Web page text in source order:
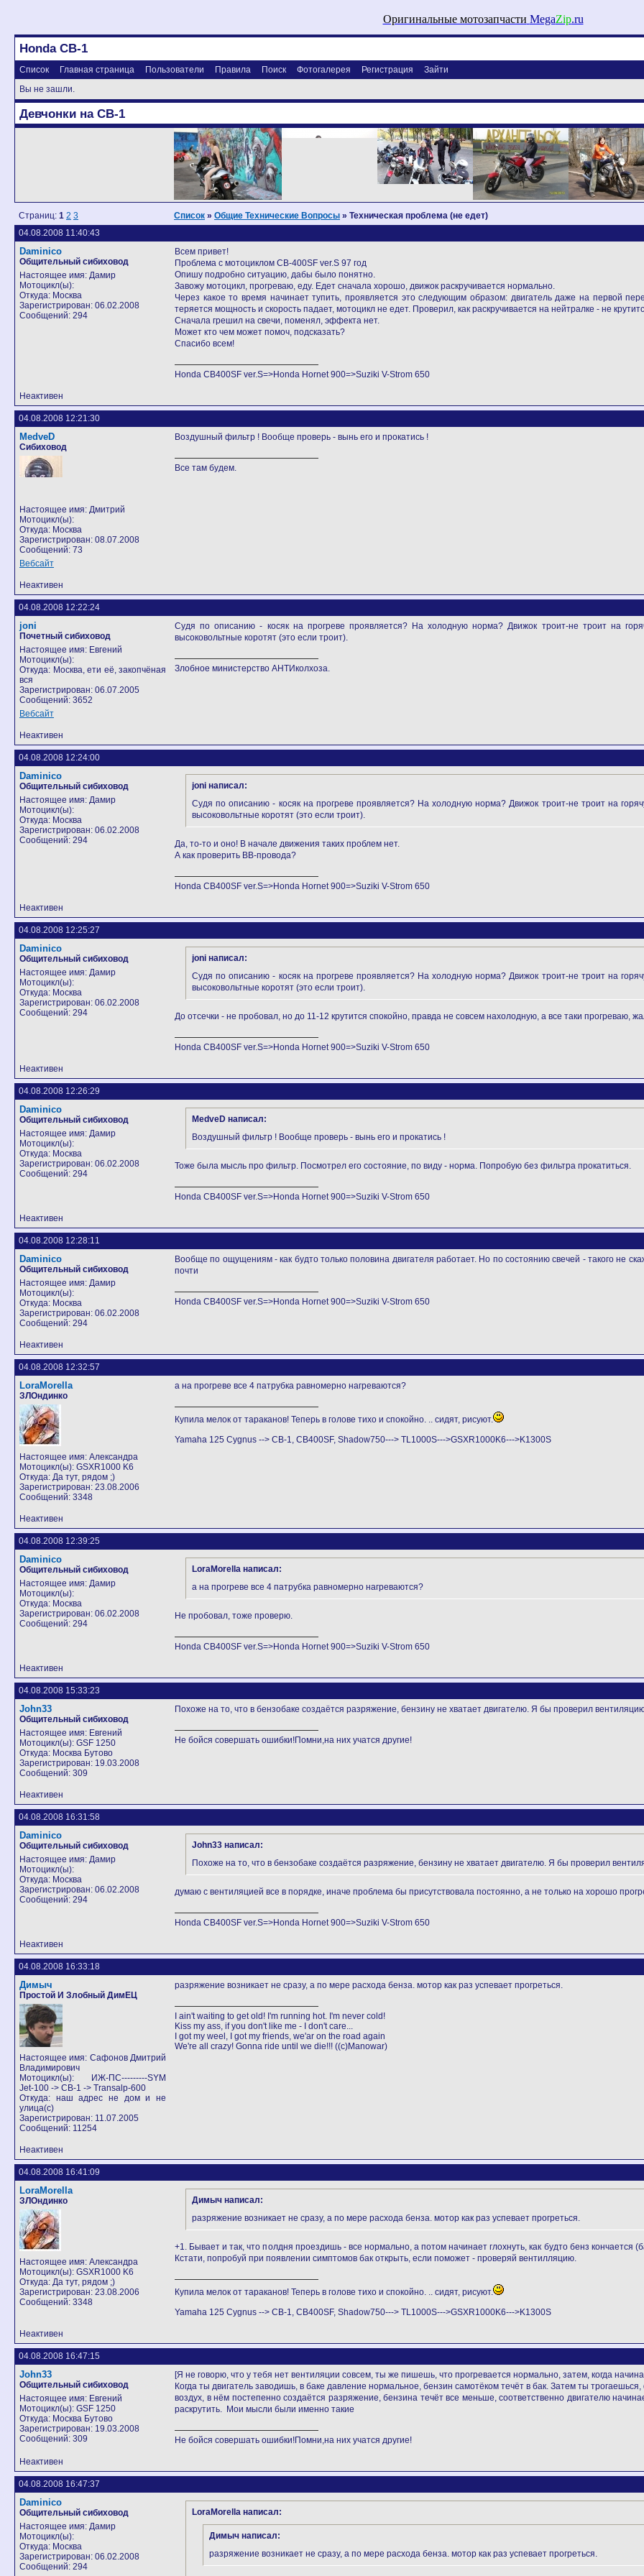
Оригинальные мотозапчасти MegaZip.ru
Honda CB-1
Список Главная страница Пользователи Правила Поиск Фотогалерея Регистрация
Зайти
Вы не зашли.
Девчонки на CB-1
Страниц: 1 2 3 Список » Общие Технические Вопросы » Техническая проблема (не едет)
04.08.2008 11:40:43
Daminico
Общительный сибиховод
Настоящее имя: Дамир
Мотоцикл(ы):
Откуда: Москва
Зарегистрирован: 06.02.2008
Сообщений: 294
Всем привет!
Проблема с мотоциклом CB-400SF ver.S 97 год
Опишу подробно ситуацию, дабы было понятно.
Завожу мотоцикл, прогреваю, еду. Едет сначала хорошо, движок раскручивается нормально.
Через какое то время начинает тупить, проявляется это следующим образом: двигатель даже на первой
теряется мощность и скорость падает, мотоцикл не едет. Проверил, как раскручивается на нейтралке - не
Сначала грешил на свечи, поменял, эффекта нет.
Может кто чем может помоч, подсказать?
Спасибо всем!
Honda CB400SF ver.S=>Honda Hornet 900=>Suziki V-Strom 650
Неактивен
04.08.2008 12:21:30
MedveD
Сибиховод
Настоящее имя: Дмитрий
Мотоцикл(ы):
Откуда: Москва
Зарегистрирован: 08.07.2008
Сообщений: 73
Вебсайт
Воздушный фильтр ! Вообще проверь - вынь его и прокатись !
Все там будем.
Неактивен
04.08.2008 12:22:24
joni
Почетный сибиховод
Настоящее имя: Евгений
Мотоцикл(ы):
Откуда: Москва, ети её, закопчёная
вся
Зарегистрирован: 06.07.2005
Сообщений: 3652
Вебсайт
Судя по описанию - косяк на прогреве проявляется? На холодную норма? Движок троит-не троит на
высоковольтные коротят (это если троит).
Злобное министерство АНТИколхоза.
Неактивен
04.08.2008 12:24:00
Daminico
Общительный сибиховод
Настоящее имя: Дамир
Мотоцикл(ы):
Откуда: Москва
Зарегистрирован: 06.02.2008
Сообщений: 294
joni написал:
Судя по описанию - косяк на прогреве проявляется? На холодную норма? Движок троит-не троит на
высоковольтные коротят (это если троит).
Да, то-то и оно! В начале движения таких проблем нет.
А как проверить ВВ-провода?
Honda CB400SF ver.S=>Honda Hornet 900=>Suziki V-Strom 650
Неактивен
04.08.2008 12:25:27
Daminico
Общительный сибиховод
Настоящее имя: Дамир
Мотоцикл(ы):
Откуда: Москва
Зарегистрирован: 06.02.2008
Сообщений: 294
joni написал:
Судя по описанию - косяк на прогреве проявляется? На холодную норма? Движок троит-не троит на
высоковольтные коротят (это если троит).
До отсечки - не пробовал, но до 11-12 крутится спокойно, правда не совсем нахолодную, а все таки прогреваю,
Honda CB400SF ver.S=>Honda Hornet 900=>Suziki V-Strom 650
Неактивен
04.08.2008 12:26:29
Daminico
Общительный сибиховод
Настоящее имя: Дамир
Мотоцикл(ы):
Откуда: Москва
Зарегистрирован: 06.02.2008
Сообщений: 294
MedveD написал:
Воздушный фильтр ! Вообще проверь - вынь его и прокатись !
Тоже была мысль про фильтр. Посмотрел его состояние, по виду - норма. Попробую без фильтра прокатиться.
Honda CB400SF ver.S=>Honda Hornet 900=>Suziki V-Strom 650
Неактивен
04.08.2008 12:28:11
Daminico
Общительный сибиховод
Настоящее имя: Дамир
Мотоцикл(ы):
Откуда: Москва
Зарегистрирован: 06.02.2008
Сообщений: 294
Вообще по ощущениям - как будто только половина двигателя работает. Но по состоянию свечей - такого не
почти
Honda CB400SF ver.S=>Honda Hornet 900=>Suziki V-Strom 650
Неактивен
04.08.2008 12:32:57
LoraMorella
ЗЛОндинко
Настоящее имя: Александра
Мотоцикл(ы): GSXR1000 K6
Откуда: Да тут, рядом ;)
Зарегистрирован: 23.08.2006
Сообщений: 3348
а на прогреве все 4 патрубка равномерно нагреваются?
Купила мелок от тараканов! Теперь в голове тихо и спокойно. .. сидят, рисуют.
Yamaha 125 Cygnus --> СB-1, CB400SF, Shadow750---> TL1000S--->GSXR1000K6--->K1300S
Неактивен
04.08.2008 12:39:25
Daminico
Общительный сибиховод
Настоящее имя: Дамир
Мотоцикл(ы):
Откуда: Москва
Зарегистрирован: 06.02.2008
Сообщений: 294
LoraMorella написал:
а на прогреве все 4 патрубка равномерно нагреваются?
Не пробовал, тоже проверю.
Honda CB400SF ver.S=>Honda Hornet 900=>Suziki V-Strom 650
Неактивен
04.08.2008 15:33:23
John33
Общительный сибиховод
Настоящее имя: Евгений
Мотоцикл(ы): GSF 1250
Откуда: Москва Бутово
Зарегистрирован: 19.03.2008
Сообщений: 309
Похоже на то, что в бензобаке создаётся разряжение, бензину не хватает двигателю. Я бы проверил
Не бойся совершать ошибки!Помни,на них учатся другие!
Неактивен
04.08.2008 16:31:58
Daminico
Общительный сибиховод
Настоящее имя: Дамир
Мотоцикл(ы):
Откуда: Москва
Зарегистрирован: 06.02.2008
Сообщений: 294
John33 написал:
Похоже на то, что в бензобаке создаётся разряжение, бензину не хватает двигателю. Я бы проверил
думаю с вентиляцией все в порядке, иначе проблема бы присутствовала постоянно, а не только на хорошо
Honda CB400SF ver.S=>Honda Hornet 900=>Suziki V-Strom 650
Неактивен
04.08.2008 16:33:18
Димыч
Простой И Злобный ДимЕЦ
Настоящее имя: Сафонов Дмитрий
Владимирович
Мотоцикл(ы): ИЖ-ПС---------SYM
Jet-100 -> CB-1 -> Transalp-600
Откуда: наш адрес не дом и не
улица(с)
Зарегистрирован: 11.07.2005
Сообщений: 11254
разряжение возникает не сразу, а по мере расхода бенза. мотор как раз успевает прогреться.
I ain't waiting to get old! I'm running hot. I'm never cold!
Kiss my ass, if you don't like me - I don't care...
I got my weel, I got my friends, we'ar on the road again
We're all crazy! Gonna ride until we die!!! ((c)Manowar)
Неактивен
04.08.2008 16:41:09
LoraMorella
ЗЛОндинко
Настоящее имя: Александра
Мотоцикл(ы): GSXR1000 K6
Откуда: Да тут, рядом ;)
Зарегистрирован: 23.08.2006
Сообщений: 3348
Димыч написал:
разряжение возникает не сразу, а по мере расхода бенза. мотор как раз успевает прогреться.
+1. Бывает и так, что полдня проездишь - все нормально, а потом начинает глохнуть, как будто бенз кончается
Кстати, попробуй при появлении симптомов бак открыть, если поможет - проверяй вентилляцию.
Купила мелок от тараканов! Теперь в голове тихо и спокойно. .. сидят, рисуют.
Yamaha 125 Cygnus --> СB-1, CB400SF, Shadow750---> TL1000S--->GSXR1000K6--->K1300S
Неактивен
04.08.2008 16:47:15
John33
Общительный сибиховод
Настоящее имя: Евгений
Мотоцикл(ы): GSF 1250
Откуда: Москва Бутово
Зарегистрирован: 19.03.2008
Сообщений: 309
[Я не говорю, что у тебя нет вентиляции совсем, ты же пишешь, что прогревается нормально, затем, когда
Когда ты двигатель заводишь, в баке давление нормальное, бензин самотёком течёт в бак. Затем ты
воздух, в нём постепенно создаётся разряжение, бензина течёт все меньше, соответственно двигателю
раскрутить. Мои мысли были именно такие
Не бойся совершать ошибки!Помни,на них учатся другие!
Неактивен
04.08.2008 16:47:37
Daminico
Общительный сибиховод
Настоящее имя: Дамир
Мотоцикл(ы):
Откуда: Москва
Зарегистрирован: 06.02.2008
Сообщений: 294
LoraMorella написал:
Димыч написал:
разряжение возникает не сразу, а по мере расхода бенза. мотор как раз успевает прогреться.